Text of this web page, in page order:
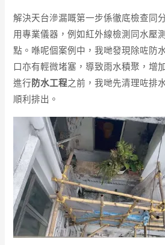
解決天台滲漏嘅第一步係徹底檢查同
用專業儀器，例如紅外線檢測同水壓
點。喺呢個案例中，我哋發現除咗防
口亦有輕微堵塞，導致雨水積聚，增
進行防水工程之前，我哋先清理咗排
順利排出。